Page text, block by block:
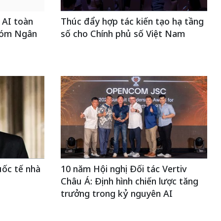
toàn
Ngân
Thúc đẩy hợp tác kiến tạo hạ tầng
số cho Chính phủ số Việt Nam
tế nhà
10 năm Hội nghị Đối tác Vertiv
Châu Á: Định hình chiến lược tăng
trưởng trong kỷ nguyên AI